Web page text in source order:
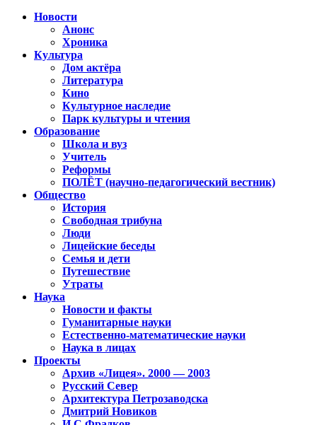
Новости
Анонс
Хроника
Культура
Дом актёра
Литература
Кино
Культурное наследие
Парк культуры и чтения
Образование
Школа и вуз
Учитель
Реформы
ПОЛЁТ (научно-педагогический вестник)
Общество
История
Свободная трибуна
Люди
Лицейские беседы
Семья и дети
Путешествие
Утраты
Наука
Новости и факты
Гуманитарные науки
Естественно-математические науки
Наука в лицах
Проекты
Архив «Лицея». 2000 — 2003
Русский Север
Архитектура Петрозаводска
Дмитрий Новиков